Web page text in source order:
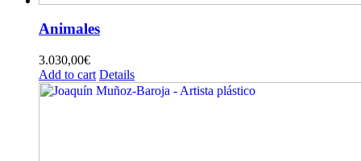
Animales
3.030,00€
Add to cart Details